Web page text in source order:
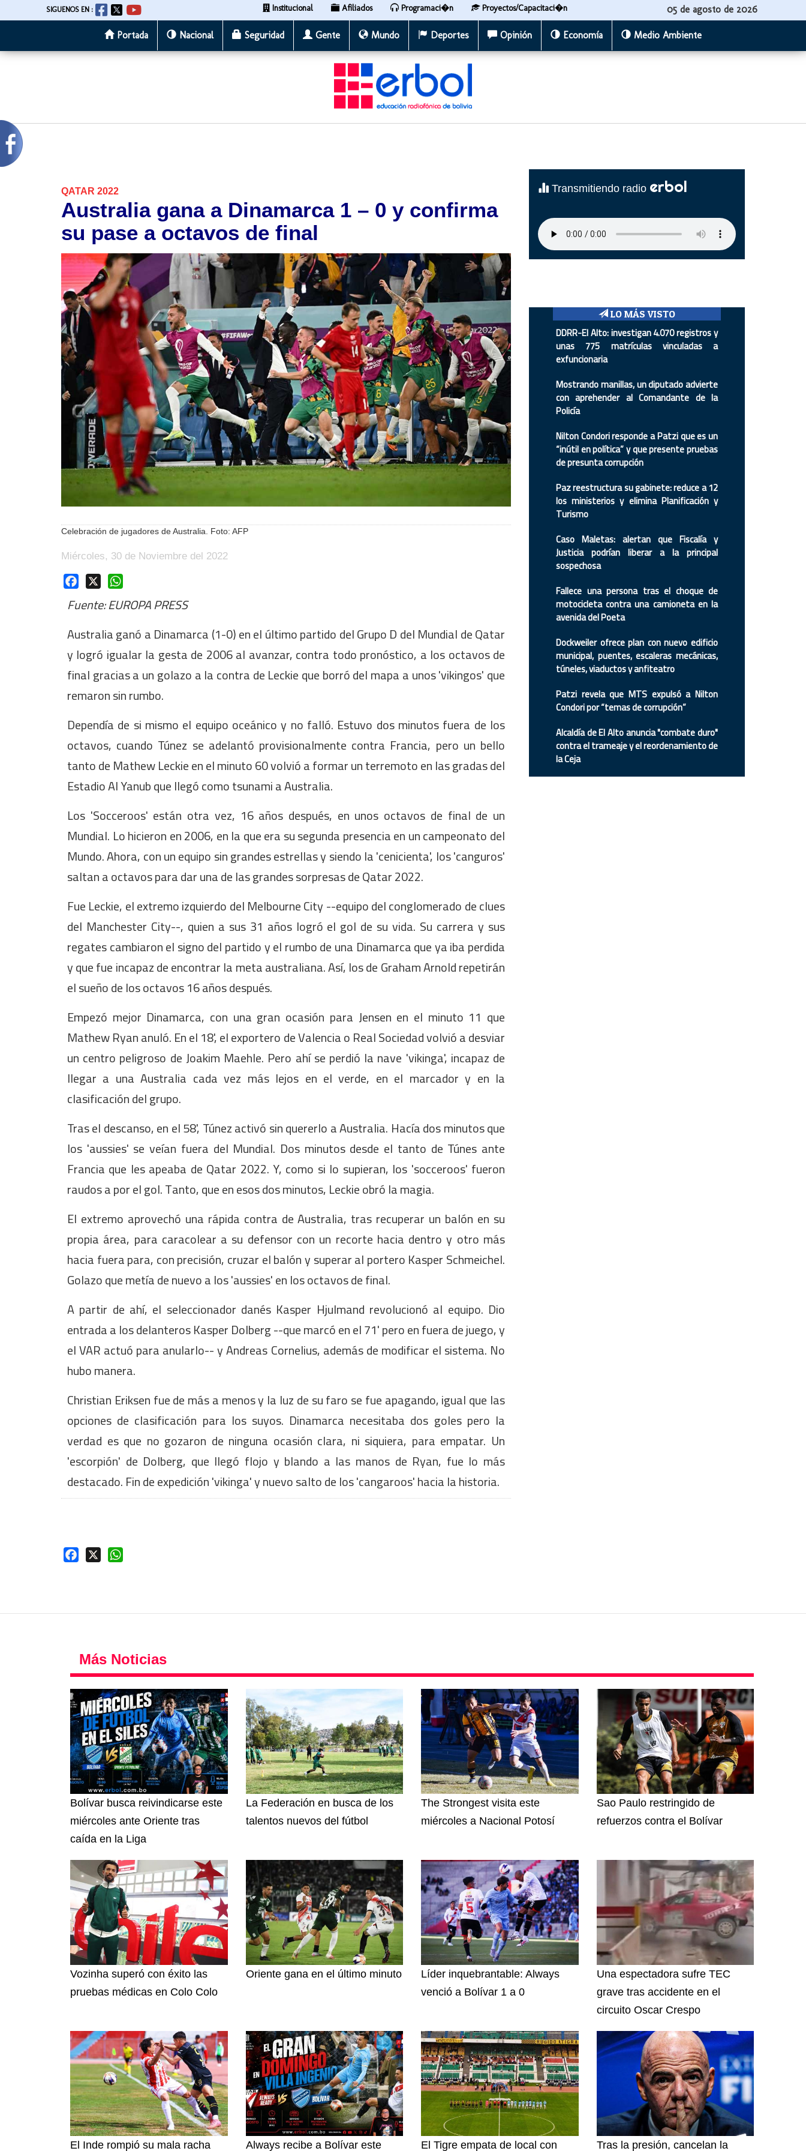
al
SIGUENOS EN : Institucional Afiliados Programaci�n Proyectos/Capacitaci�n 05 de agosto de 2026
Portada Nacional Seguridad Gente Mundo Deportes Opinión Economía Medio Ambiente
QATAR 2022
Australia gana a Dinamarca 1 – 0 y confirma
su pase a octavos de final
Celebración de jugadores de Australia. Foto: AFP
Miércoles, 30 de Noviembre del 2022
Facebook
Fuente: EUROPA PRESS
Australia ganó a Dinamarca (1-0) en el último partido del Grupo D del Mundial de Qatar
y logró igualar la gesta de 2006 al avanzar, contra todo pronóstico, a los octavos de
final gracias a un golazo a la contra de Leckie que borró del mapa a unos 'vikingos' que
remaron sin rumbo.
Dependía de si mismo el equipo oceánico y no falló. Estuvo dos minutos fuera de los
octavos, cuando Túnez se adelantó provisionalmente contra Francia, pero un bello
tanto de Mathew Leckie en el minuto 60 volvió a formar un terremoto en las gradas del
Estadio Al Yanub que llegó como tsunami a Australia.
Los 'Socceroos' están otra vez, 16 años después, en unos octavos de final de un
Mundial. Lo hicieron en 2006, en la que era su segunda presencia en un campeonato del
Mundo. Ahora, con un equipo sin grandes estrellas y siendo la 'cenicienta', los 'canguros'
saltan a octavos para dar una de las grandes sorpresas de Qatar 2022.
Fue Leckie, el extremo izquierdo del Melbourne City --equipo del conglomerado de clues
del Manchester City--, quien a sus 31 años logró el gol de su vida. Su carrera y sus
regates cambiaron el signo del partido y el rumbo de una Dinamarca que ya iba perdida
y que fue incapaz de encontrar la meta australiana. Así, los de Graham Arnold repetirán
el sueño de los octavos 16 años después.
Empezó mejor Dinamarca, con una gran ocasión para Jensen en el minuto 11 que
Mathew Ryan anuló. En el 18', el exportero de Valencia o Real Sociedad volvió a desviar
un centro peligroso de Joakim Maehle. Pero ahí se perdió la nave 'vikinga', incapaz de
llegar a una Australia cada vez más lejos en el verde, en el marcador y en la
clasificación del grupo.
Tras el descanso, en el 58', Túnez activó sin quererlo a Australia. Hacía dos minutos que
los 'aussies' se veían fuera del Mundial. Dos minutos desde el tanto de Túnes ante
Francia que les apeaba de Qatar 2022. Y, como si lo supieran, los 'socceroos' fueron
raudos a por el gol. Tanto, que en esos dos minutos, Leckie obró la magia.
El extremo aprovechó una rápida contra de Australia, tras recuperar un balón en su
propia área, para caracolear a su defensor con un recorte hacia dentro y otro más
hacia fuera para, con precisión, cruzar el balón y superar al portero Kasper Schmeichel.
Golazo que metía de nuevo a los 'aussies' en los octavos de final.
A partir de ahí, el seleccionador danés Kasper Hjulmand revolucionó al equipo. Dio
entrada a los delanteros Kasper Dolberg --que marcó en el 71' pero en fuera de juego, y
el VAR actuó para anularlo-- y Andreas Cornelius, además de modificar el sistema. No
hubo manera.
Christian Eriksen fue de más a menos y la luz de su faro se fue apagando, igual que las
opciones de clasificación para los suyos. Dinamarca necesitaba dos goles pero la
verdad es que no gozaron de ninguna ocasión clara, ni siquiera, para empatar. Un
'escorpión' de Dolberg, que llegó flojo y blando a las manos de Ryan, fue lo más
destacado. Fin de expedición 'vikinga' y nuevo salto de los 'cangaroos' hacia la historia.
Facebook
Transmitiendo radio erbol
LO MÁS VISTO
DDRR-El Alto: investigan 4.070 registros y
unas 775 matrículas vinculadas a
exfuncionaria
Mostrando manillas, un diputado advierte
con aprehender al Comandante de la
Policía
Nilton Condori responde a Patzi que es un
“inútil en política” y que presente pruebas
de presunta corrupción
Paz reestructura su gabinete: reduce a 12
los ministerios y elimina Planificación y
Turismo
Caso Maletas: alertan que Fiscalía y
Justicia podrían liberar a la principal
sospechosa
Fallece una persona tras el choque de
motocicleta contra una camioneta en la
avenida del Poeta
Dockweiler ofrece plan con nuevo edificio
municipal, puentes, escaleras mecánicas,
túneles, viaductos y anfiteatro
Patzi revela que MTS expulsó a Nilton
Condori por “temas de corrupción”
Alcaldía de El Alto anuncia "combate duro"
contra el trameaje y el reordenamiento de
la Ceja
Más Noticias
Bolívar busca reivindicarse este
miércoles ante Oriente tras
caída en la Liga
La Federación en busca de los
talentos nuevos del fútbol
The Strongest visita este
miércoles a Nacional Potosí
Sao Paulo restringido de
refuerzos contra el Bolívar
Vozinha superó con éxito las
pruebas médicas en Colo Colo
Oriente gana en el último minuto
Líder inquebrantable: Always
venció a Bolívar 1 a 0
Una espectadora sufre TEC
grave tras accidente en el
circuito Oscar Crespo
El Inde rompió su mala racha Always recibe a Bolívar este El Tigre empata de local con Tras la presión, cancelan la